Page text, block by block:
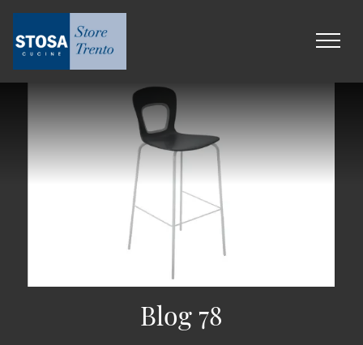
Blog 78